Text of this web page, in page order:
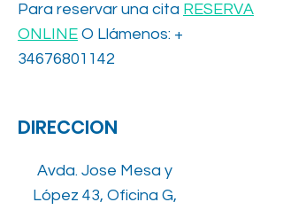
Para reservar una cita RESERVA
ONLINE O Llámenos: +
34676801142
DIRECCION
Avda. Jose Mesa y
López 43, Oficina G,